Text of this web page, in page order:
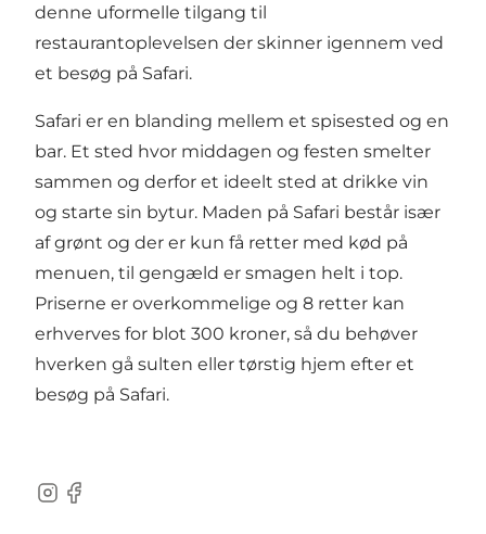
denne uformelle tilgang til
restaurantoplevelsen der skinner igennem ved
et besøg på Safari.
Safari er en blanding mellem et spisested og en
bar. Et sted hvor middagen og festen smelter
sammen og derfor et ideelt sted at drikke vin
og starte sin bytur. Maden på Safari består især
af grønt og der er kun få retter med kød på
menuen, til gengæld er smagen helt i top.
Priserne er overkommelige og 8 retter kan
erhverves for blot 300 kroner, så du behøver
hverken gå sulten eller tørstig hjem efter et
besøg på Safari.
Instagram
Facebook